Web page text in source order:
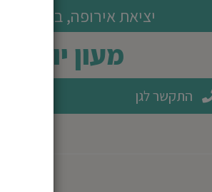
יציאת אירופה, באר שבע
מעון יום
התקשר לגן